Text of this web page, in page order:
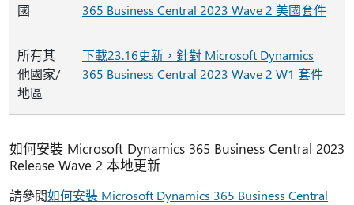
國
365 Business Central 2023 Wave 2 美國套件
所有其
他國家/
地區
下載23.16更新，針對 Microsoft Dynamics
365 Business Central 2023 Wave 2 W1 套件
如何安裝 Microsoft Dynamics 365 Business Central 2023
Release Wave 2 本地更新
請參閱如何安裝 Microsoft Dynamics 365 Business Central